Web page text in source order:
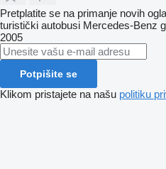
Pretplatite se na primanje novih
turistički autobusi Mercedes-Benz
2005
Potpišite se
Klikom pristajete na našu politiku